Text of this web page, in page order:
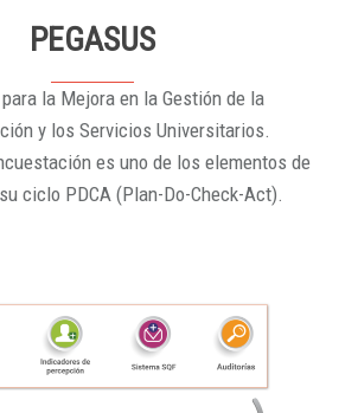
PEGASUS
la Mejora en la Gestión de la
y los Servicios Universitarios.
es uno de los elementos de
ciclo PDCA (Plan-Do-Check-Act).